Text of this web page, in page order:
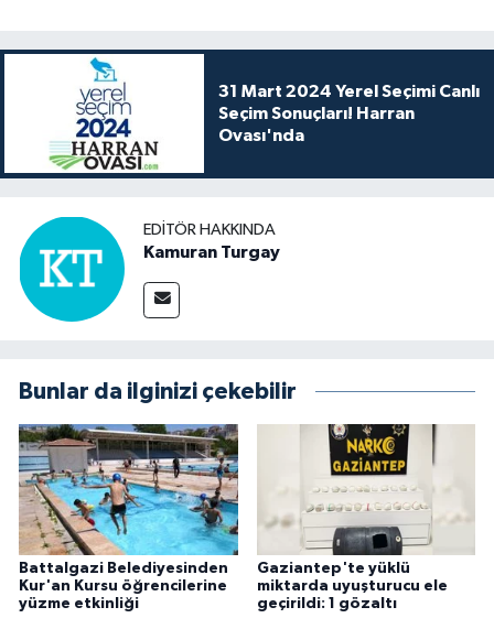
31 Mart 2024 Yerel Seçimi Canlı
Seçim Sonuçları! Harran
Ovası'nda
EDITÖR HAKKINDA
Kamuran Turgay
Bunlar da ilginizi çekebilir
Battalgazi Belediyesinden
Kur'an Kursu öğrencilerine
yüzme etkinliği
Gaziantep'te yüklü
miktarda uyuşturucu ele
geçirildi: 1 gözaltı